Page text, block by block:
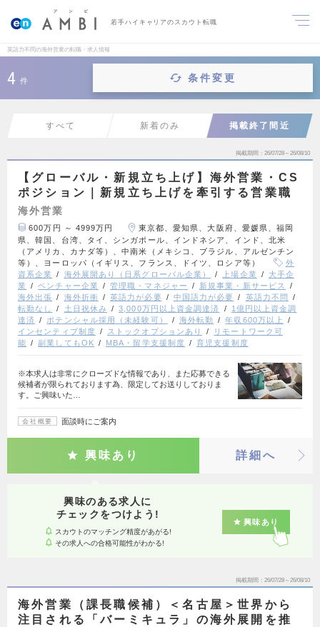
若手ハイキャリアのスカウト転職
英語力不問の海外営業の転職・求人情報
4 件 条件変更
すべて 新着のみ 掲載終了間近
掲載期間 26/07/28～26/08/10
【グローバル・新規立ち上げ】海外営業・CS
ポジション｜新規立ち上げを牽引する営業職
海外営業
600万円 ～ 4999万円
東京都、愛知県、大阪府、愛媛県、福岡
県、韓国、台湾、タイ、シンガポール、インドネシア、インド、北米
（アメリカ、カナダ等）、中南米（メキシコ、ブラジル、アルゼンチン
等）、ヨーロッパ（イギリス、フランス、ドイツ、ロシア等）
外
資系企業
海外展開あり（日系グローバル企業） 上場企業
大手企
業
ベンチャー企業 管理職・マネジャー
新規事業・新サービス
海外出張
海外折衝 英語力が必要 中国語力が必要
英語力不問
転勤なし
土日祝休み 3,000万円以上資金調達済
1億円以上資金調
達済
ポテンシャル採用（未経験可） 海外転勤
年収600万以上
インセンティブ制度
ストックオプションあり
リモートワーク可
能
副業してもOK MBA・留学支援制度 育児支援制度
※本求人は非常にクローズドな情報であり、また応募できる
候補者が限られております為、限定してお送りしておりま
す。ご興味いた…
会社概要 面談時にご案内
興味あり 詳細へ
興味のある求人に
チェックをつけよう!
スカウトのマッチング精度があがる!
その求人への合格可能性がわかる!
興味あり
掲載期間 26/07/28～26/08/10
海外営業（課長職候補）＜名古屋＞世界から
注目される「バーミキュラ」の海外展開を推